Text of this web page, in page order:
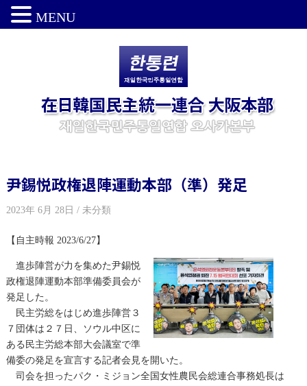
尹錫悦政権退陣運動本部（準）発足
2023年 6月 28日 / 未分類
【自主時報 2023/6/27】
進歩陣営が力を集めた尹錫悦
政権退陣運動本部準備委員会が
発足した。
民主労総をはじめ進歩陣営３
７団体は２７日、ソウル中区に
ある民主労総本部大会議室で準
備委の発足を宣言する記者会見を開いた。
司会を担ったパク・ミジョン全国女性農民会総連合事務処長は
MENU